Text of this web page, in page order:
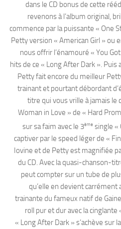
dans le CD bonus de cette
revenons à l’album original,
commence par la puissante « One
Petty version « American Girl » ou
nous offrir l’énamouré « You
hits de ce « Long After Dark ». Puis
Petty fait encore du meilleur
trainant et pourtant débordant
titre qui vous vrille à jamais le
Woman in Love » de « Hard
sur sa faim avec le 3ème single «
captiver par le speed léger de «
Iovine et de Petty est magnifiée
du CD. Avec la quasi-chanson-
peut compter sur un tube de
qu’elle en devient carrément
trainante du fameux natif de
roll pur et dur avec la cinglante
« Long After Dark » s’achève sur